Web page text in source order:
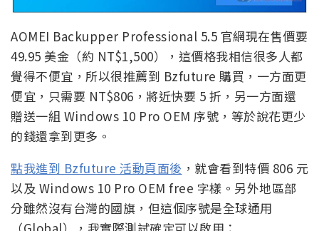
AOMEI Backupper Professional 5.5 官網現在售價要
49.95 美金（約 NT$1,500），這價格我相信很多人都
覺得不便宜，所以很推薦到 Bzfuture 購買，一方面更
便宜，只需要 NT$806，將近快要 5 折，另一方面還
贈送一組 Windows 10 Pro OEM 序號，等於說花更少
的錢還拿到更多。
點我進到 Bzfuture 活動頁面後 ，就會看到特價 806 元
以及 Windows 10 Pro OEM free 字樣。另外地區部
分雖然沒有台灣的國旗，但這個序號是全球通用